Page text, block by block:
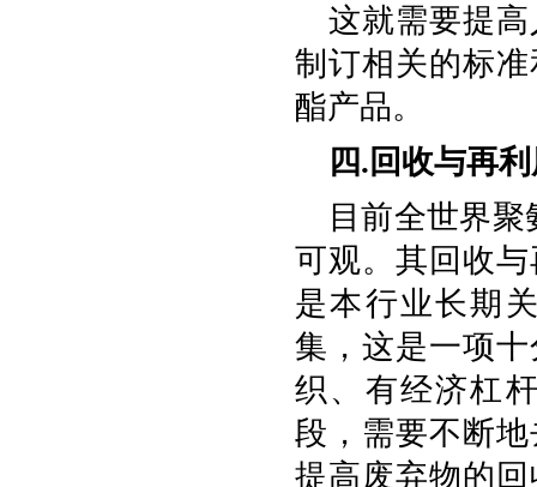
这就需要提
制订相关的标
酯产品。
四.回收与再
目前全世界
可观。其回收
是本行业长期
集，这是一项
织、有经济杠
段，需要不断
提高废弃物的